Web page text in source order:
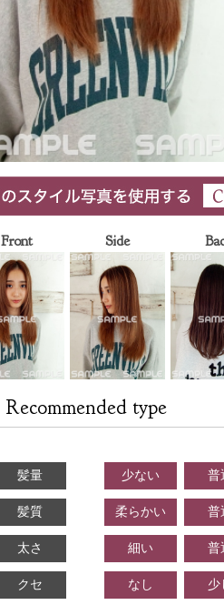
Front Side
Recommended type
髪量 少ない 普
髪質 柔らかい 普
太さ 細い 普
クセ なし 少